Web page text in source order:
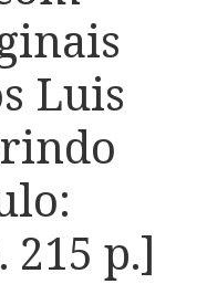
Luis
215 p.]